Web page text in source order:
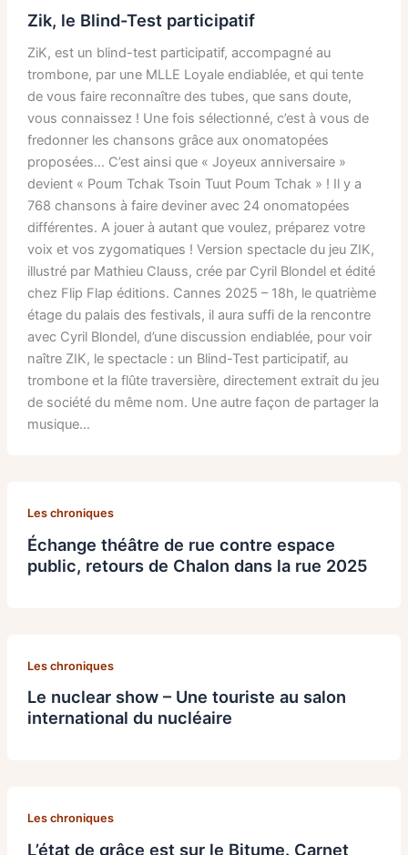
Zik, le Blind-Test participatif
ZiK, est un blind-test participatif, accompagné au
trombone, par une MLLE Loyale endiablée, et qui tente
de vous faire reconnaître des tubes, que sans doute,
vous connaissez ! Une fois sélectionné, c’est à vous de
fredonner les chansons grâce aux onomatopées
proposées… C’est ainsi que « Joyeux anniversaire »
devient « Poum Tchak Tsoin Tuut Poum Tchak » ! Il y a
768 chansons à faire deviner avec 24 onomatopées
différentes. A jouer à autant que voulez, préparez votre
voix et vos zygomatiques ! Version spectacle du jeu ZIK,
illustré par Mathieu Clauss, crée par Cyril Blondel et édité
chez Flip Flap éditions. Cannes 2025 – 18h, le quatrième
étage du palais des festivals, il aura suffi de la rencontre
avec Cyril Blondel, d’une discussion endiablée, pour voir
naître ZIK, le spectacle : un Blind-Test participatif, au
trombone et la flûte traversière, directement extrait du jeu
de société du même nom. Une autre façon de partager la
musique…
Les chroniques
Échange théâtre de rue contre espace
public, retours de Chalon dans la rue 2025
Les chroniques
Le nuclear show – Une touriste au salon
international du nucléaire
Les chroniques
L’état de grâce est sur le Bitume. Carnet